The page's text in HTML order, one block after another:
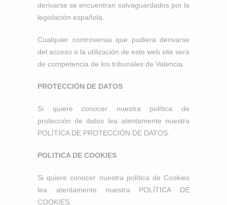
derivarse se encuentran salvaguardados por la
legislación española.
Cualquier controversia que pudiera derivarse
del acceso o la utilización de este web site será
de competencia de los tribunales de Valencia.
PROTECCIÓN DE DATOS
Si quiere conocer nuestra política de
protección de datos lea atentamente nuestra
POLÍTICA DE PROTECCIÓN DE DATOS.
POLITICA DE COOKIES
Si quiere conocer nuestra política de Cookies
lea atentamente nuestra POLÍTICA DE
COOKIES.